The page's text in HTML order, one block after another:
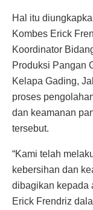
Hal itu
Kombes Erick
Koordinator
Produksi Pangan
Kelapa Gading,
proses
dan keamanan
tersebut.
“Kami telah
kebersihan dan
dibagikan kepada
Erick Frendriz